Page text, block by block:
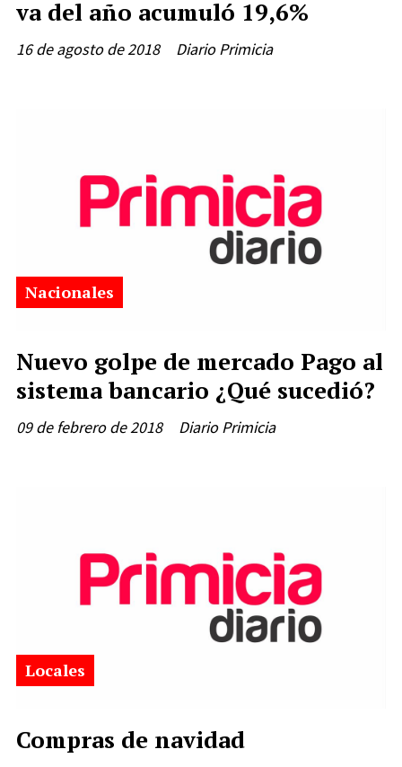
va del año acumuló 19,6%
Diario Primicia
16 de agosto de 2018
Nuevo golpe de mercado Pago al
sistema bancario ¿Qué sucedió?
Diario Primicia
Nacionales
09 de febrero de 2018
Compras de navidad
Locales